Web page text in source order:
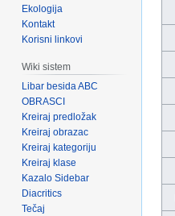
Ekologija
Kontakt
Korisni linkovi
Wiki sistem
Libar besida ABC
OBRASCI
Kreiraj predložak
Kreiraj obrazac
Kreiraj kategoriju
Kreiraj klase
Kazalo Sidebar
Diacritics
Tečaj